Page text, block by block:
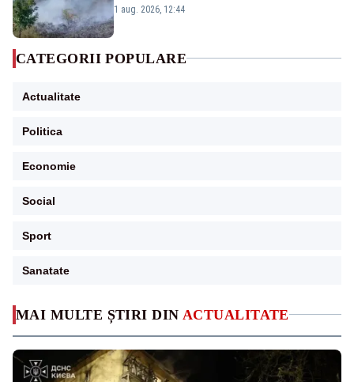
MAI MULTE ȘTIRI DIN ACTUALITATE
silvicultori se luptă cu flăcările - VIDEO
1 aug. 2026, 12:44
CATEGORII POPULARE
Actualitate
Politica
Economie
Social
Sport
Sanatate